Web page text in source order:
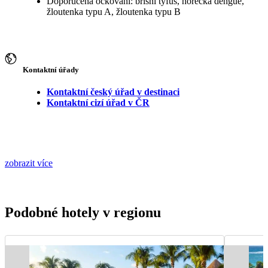
žloutenka typu A, žloutenka typu B
Kontaktní úřady
Kontaktní český úřad v destinaci
Kontaktní cizí úřad v ČR
zobrazit více
Podobné hotely v regionu